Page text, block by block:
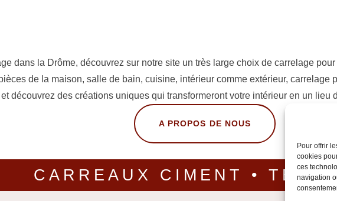
Pour offrir
cookies
ces
navigation
dans la Drôme, découvrez sur notre site un très large choix de carrelage
de la maison, salle de bain, cuisine, intérieur comme extérieur, carrelage
découvrez des créations uniques qui transformeront votre intérieur en un lieu
A PROPOS DE NOUS
CARREAUX CIMENT •